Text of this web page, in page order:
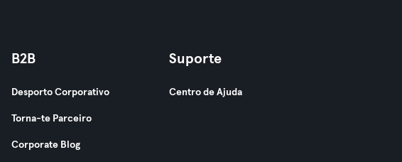
B2B
Desporto Corporativo
Torna-te Parceiro
Corporate Blog
Suporte
Centro de Ajuda